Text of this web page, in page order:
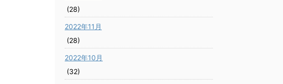
(28)
2022年11月
(28)
2022年10月
(32)